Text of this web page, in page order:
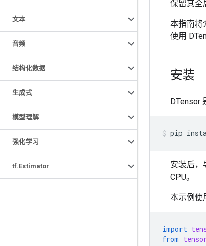
文本
音频
结构化数据
生成式
模型理解
强化学习
tf.Estimator
保留其全
本指南将
使用
安装
DTensor
pip
安装后，
CPU。
本示例使
import
from